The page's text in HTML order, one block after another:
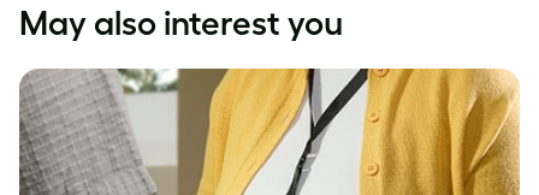
May also interest you